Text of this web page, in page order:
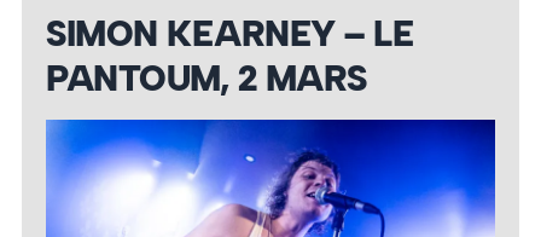
SIMON KEARNEY – LE
PANTOUM, 2 MARS